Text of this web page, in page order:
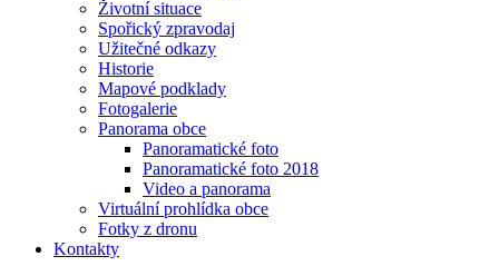
Životní situace
Spořický zpravodaj
Užitečné odkazy
Historie
Mapové podklady
Fotogalerie
Panorama obce
Panoramatické foto
Panoramatické foto 2018
Video a panorama
Virtuální prohlídka obce
Fotky z dronu
Kontakty